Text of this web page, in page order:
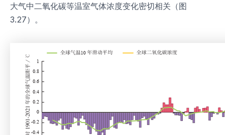
大气中二氧化碳等温室气体浓度变化密切相关（图
3.27）。